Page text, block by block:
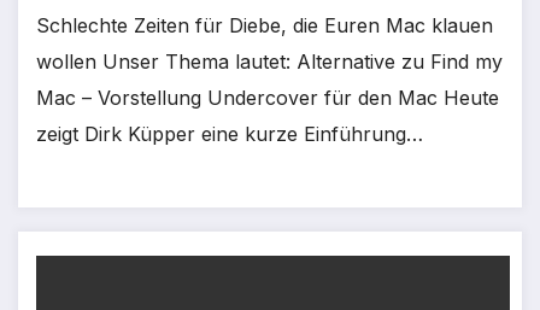
Schlechte Zeiten für Diebe, die Euren Mac klauen
wollen Unser Thema lautet: Alternative zu Find my
Mac – Vorstellung Undercover für den Mac Heute
zeigt Dirk Küpper eine kurze Einführung…